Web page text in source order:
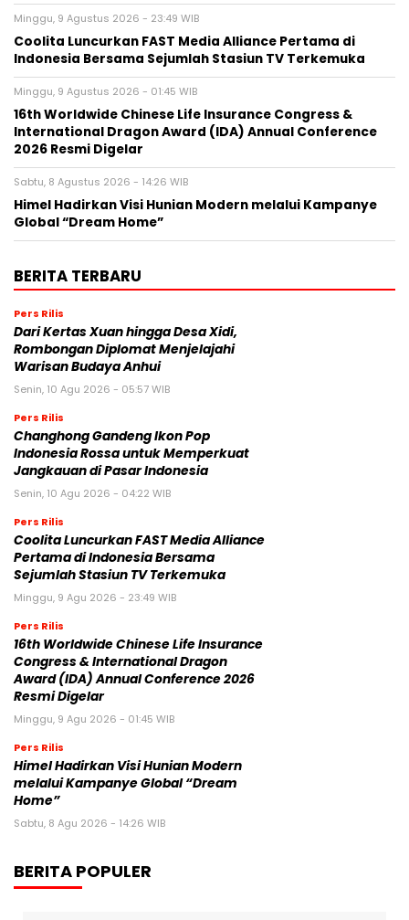
Minggu, 9 Agustus 2026 - 23:49 WIB
Coolita Luncurkan FAST Media Alliance Pertama di
Indonesia Bersama Sejumlah Stasiun TV Terkemuka
Minggu, 9 Agustus 2026 - 01:45 WIB
16th Worldwide Chinese Life Insurance Congress &
International Dragon Award (IDA) Annual Conference
2026 Resmi Digelar
Sabtu, 8 Agustus 2026 - 14:26 WIB
Himel Hadirkan Visi Hunian Modern melalui Kampanye
Global “Dream Home”
BERITA TERBARU
Pers Rilis
Dari Kertas Xuan hingga Desa Xidi,
Rombongan Diplomat Menjelajahi
Warisan Budaya Anhui
Senin, 10 Agu 2026 - 05:57 WIB
Pers Rilis
Changhong Gandeng Ikon Pop
Indonesia Rossa untuk Memperkuat
Jangkauan di Pasar Indonesia
Senin, 10 Agu 2026 - 04:22 WIB
Pers Rilis
Coolita Luncurkan FAST Media Alliance
Pertama di Indonesia Bersama
Sejumlah Stasiun TV Terkemuka
Minggu, 9 Agu 2026 - 23:49 WIB
Pers Rilis
16th Worldwide Chinese Life Insurance
Congress & International Dragon
Award (IDA) Annual Conference 2026
Resmi Digelar
Minggu, 9 Agu 2026 - 01:45 WIB
Pers Rilis
Himel Hadirkan Visi Hunian Modern
melalui Kampanye Global “Dream
Home”
Sabtu, 8 Agu 2026 - 14:26 WIB
BERITA POPULER